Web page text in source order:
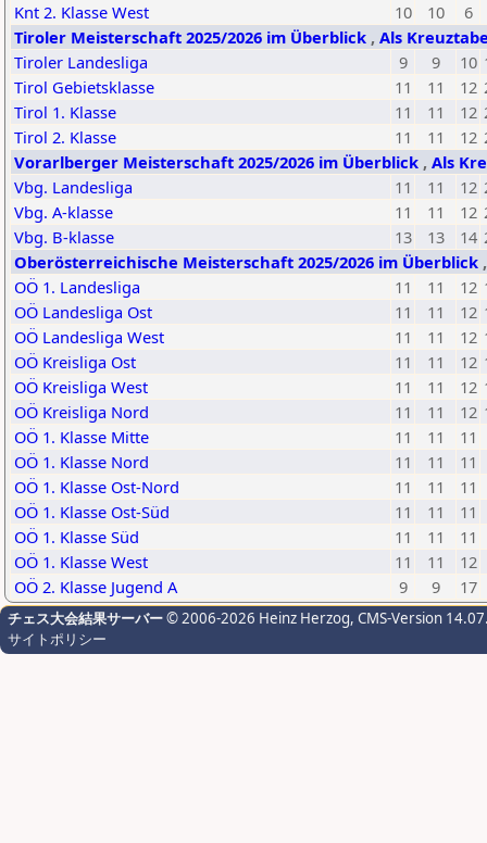
Knt 2. Klasse West
10 10
6
Tiroler Meisterschaft 2025/2026 im Überblick , Als
Tiroler Landesliga
9 9 10
Tirol Gebietsklasse
11 11 12
Tirol 1. Klasse
11 11 12
Tirol 2. Klasse
11 11 12
Vorarlberger Meisterschaft 2025/2026 im Überblick , Als
Vbg. Landesliga
11 11 12
Vbg. A-klasse
11 11 12
Vbg. B-klasse
13 13 14
Oberösterreichische Meisterschaft 2025/2026 im Überblick
OÖ 1. Landesliga
11 11 12
OÖ Landesliga Ost
11 11 12
OÖ Landesliga West
11 11 12
OÖ Kreisliga Ost
11 11 12
OÖ Kreisliga West
11 11 12
OÖ Kreisliga Nord
11 11 12
OÖ 1. Klasse Mitte
11 11
11
OÖ 1. Klasse Nord
11 11
11
OÖ 1. Klasse Ost-Nord
11 11
11
OÖ 1. Klasse Ost-Süd
11 11
11
OÖ 1. Klasse Süd
11 11
11
OÖ 1. Klasse West
11 11
12
OÖ 2. Klasse Jugend A
9 9 17
チェス大会結果サーバー© 2006-2026 Heinz Herzog, CMS-Version
サイトポリシー